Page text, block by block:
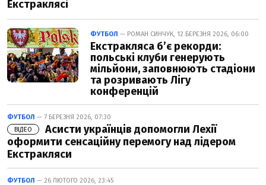
Екстраклясі
ФУТБОЛ — РОМАН СИНЧУК, 12 БЕРЕЗНЯ 2026, 06:00
Екстракляса б’є рекорди:
польські клуби генерують
мільйони, заповнюють стадіони
та розривають Лігу
конференцій
ФУТБОЛ — 7 БЕРЕЗНЯ 2026, 07:30
ВІДЕО
Асисти українців допомогли Лехії
оформити сенсаційну перемогу над лідером
Екстракляси
ФУТБОЛ — 26 ЛЮТОГО 2026, 23:45